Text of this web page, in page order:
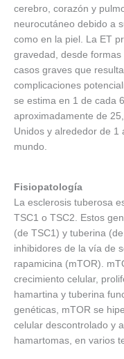
cerebro, corazón y
neurocutáneo debido a
como en la piel. La ET
gravedad, desde
casos graves que
complicaciones
se estima en 1 de cada
aproximadamente de
Unidos y alrededor de 1
mundo.
Fisiopatología
La esclerosis tuberosa
TSC1 o TSC2. Estos
(de TSC1) y tuberina
inhibidores de la vía de
rapamicina (mTOR).
crecimiento celular,
hamartina y tuberina
genéticas, mTOR se
celular descontrolado y
hamartomas, en varios